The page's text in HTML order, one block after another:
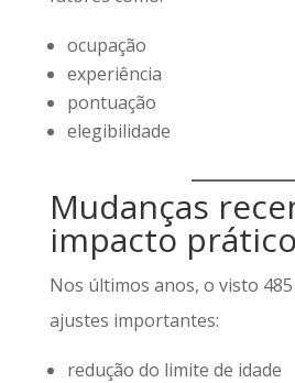
ocupação
experiência
pontuação
elegibilidade
Mudanças
impacto prático
Nos últimos anos, o visto
ajustes importantes:
redução do limite de idade